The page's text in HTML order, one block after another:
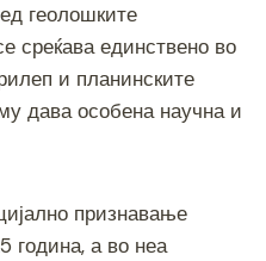
геолошките
среќава единствено во
и планинските
дава особена научна и
признавање
година, а во неа